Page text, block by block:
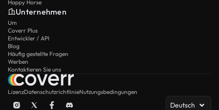
Happy Horse
Unternehmen
Um
Coverr Plus
Entwickler / API
Blog
Häufig gestellte Fragen
Werben
Kontaktieren Sie uns
LizenzDatenschutzrichtlinieNutzungsbedingungen
Deutsch